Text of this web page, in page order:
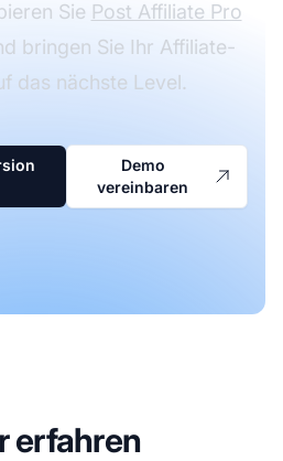
Sie Post Affiliate Pro
bringen Sie Ihr Affiliate-
das nächste Level.
Demo
vereinbaren
erfahren